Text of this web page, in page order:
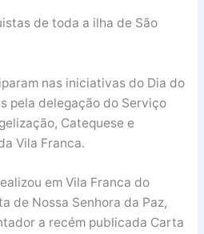
de toda a ilha de São
nas iniciativas do Dia do
pela delegação do Serviço
Catequese e
Vila Franca.
em Vila Franca do
de Nossa Senhora da Paz,
a recém publicada Carta